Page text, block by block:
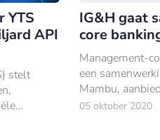
YTS
API
stelt
te
IG&H gaat
core
Management-
een
Mambu,
banking
05 oktober 2020